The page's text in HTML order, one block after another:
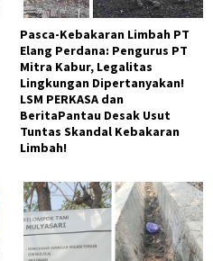
Pasca-Kebakaran Limbah PT
Elang Perdana: Pengurus PT
Mitra Kabur, Legalitas
Lingkungan Dipertanyakan!
LSM PERKASA dan
BeritaPantau Desak Usut
Tuntas Skandal Kebakaran
Limbah!